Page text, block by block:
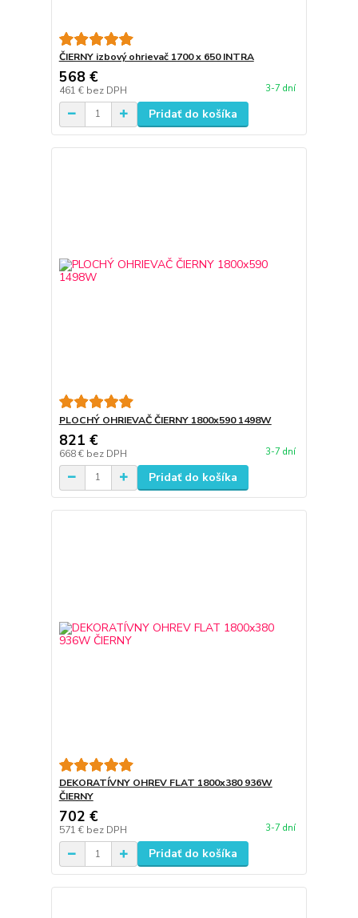
ČIERNY izbový ohrievač 1700 x 650 INTRA
568 €
461 € bez DPH 3-7 dní
Pridať do košíka
PLOCHÝ OHRIEVAČ ČIERNY 1800x590 1498W
821 €
668 € bez DPH 3-7 dní
Pridať do košíka
DEKORATÍVNY OHREV FLAT 1800x380 936W
ČIERNY
702 €
571 € bez DPH 3-7 dní
Pridať do košíka